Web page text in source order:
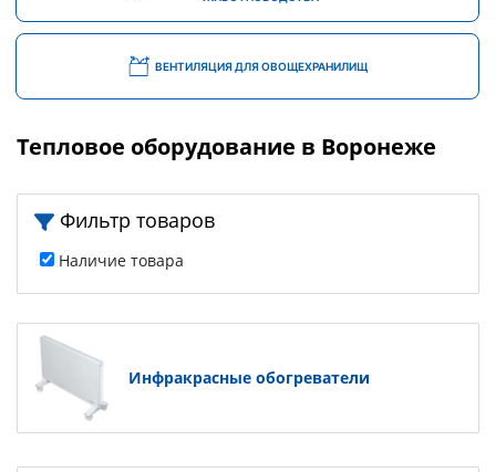
ВЕНТИЛЯЦИЯ ДЛЯ ОВОЩЕХРАНИЛИЩ
Тепловое оборудование в Воронеже
Фильтр товаров
Наличие товара
Инфракрасные обогреватели